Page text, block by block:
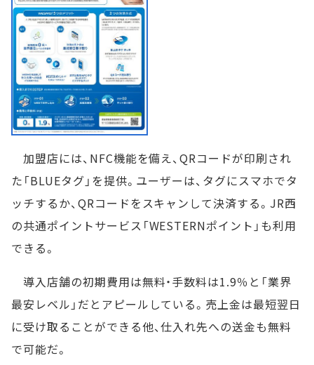
加盟店には、NFC機能を備え、QRコードが印刷され
た「BLUEタグ」を提供。ユーザーは、タグにスマホでタ
ッチするか、QRコードをスキャンして決済する。JR西
の共通ポイントサービス「WESTERNポイント」も利用
できる。
導入店舗の初期費用は無料・手数料は1.9％と「業界
最安レベル」だとアピールしている。売上金は最短翌日
に受け取ることができる他、仕入れ先への送金も無料
で可能だ。